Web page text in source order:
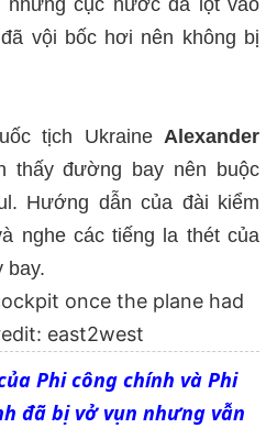
những cục nước đá lọt vào
vội bốc hơi nên không bị
tịch Ukraine Alexander
thấy đường bay nên buộc
Hướng dẫn của đài kiểm
nghe các tiếng la thét của
bay.
Phi công chính và Phi
đã bị vở vụn nhưng vẫn